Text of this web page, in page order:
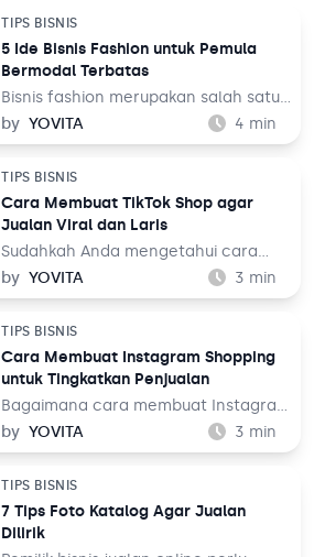
TIPS BISNIS
5 Ide Bisnis Fashion untuk Pemula
Bermodal Terbatas
Bisnis fashion merupakan salah satu
bisnis yang tak akan pernah mati.
Sebab, pada dasarnya setiap orang
kehidupan sehari-hari mereka, baik
untuk bekerja maupun aktivitas
lainnya. Tentu ini jadi peluang bisnis
yang menjanjikan dari waktu ke
waktu.
by YOVITA 4 min
TIPS BISNIS
Cara Membuat TikTok Shop agar
Jualan Viral dan Laris
Sudahkah Anda mengetahui cara
membuat TikTok Shop? TikTok
merupakan salah satu media sosial
sosial yang menampilkan konten
audio visual tersebut dinilai menarik
karena menampilkan beragam tema,
mulai dari hiburan, resep makanan,
hingga pengetahuan. Bahkan media
sosial ini juga bisa digunakan untuk
Lalu, bagaimana cara membuatnya
untuk jualan online?
by YOVITA 3 min
TIPS BISNIS
Cara Membuat Instagram Shopping
untuk Tingkatkan Penjualan
Bagaimana cara membuat Instagram
Shopping? Instagram adalah salah
satu media sosial populer saat ini
orang di seluruh dunia. Dalam
perspektif bisnis, hal ini tentu menjadi
sebuah keuntungan.
by YOVITA 3 min
TIPS BISNIS
7 Tips Foto Katalog Agar Jualan
Dilirik